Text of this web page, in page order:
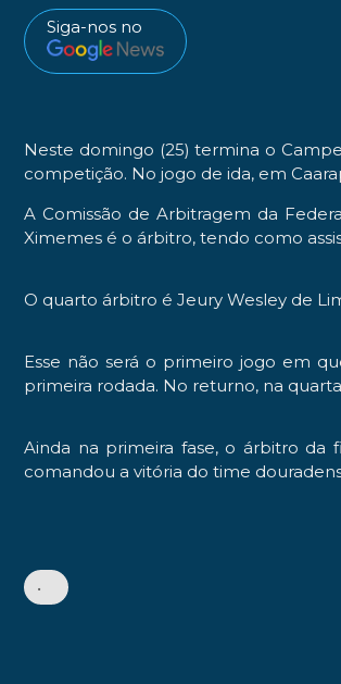
Siga-nos no
Neste domingo (25) termina o
competição. No jogo de ida, em
A Comissão de Arbitragem da
Ximemes é o árbitro, tendo como
O quarto árbitro é Jeury Wesley de
Esse não será o primeiro jogo em
primeira rodada. No returno, na
Ainda na primeira fase, o árbitro da
comandou a vitória do time
•